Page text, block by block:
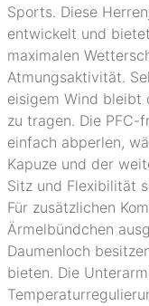
Sports. Diese
entwickelt und
maximalen
Atmungsaktivität.
eisigem Wind bleibt
zu tragen. Die PFC-
einfach abperlen,
Kapuze und der
Sitz und Flexibilität
Für zusätzlichen
Ärmelbündchen
Daumenloch
bieten. Die